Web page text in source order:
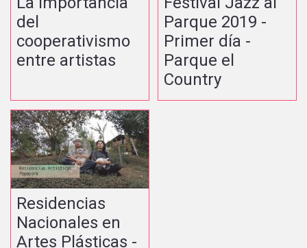
del
cooperativismo
entre artistas
Parque 2019 -
Primer día -
Parque el
Country
Residencias
Nacionales en
Artes Plásticas -